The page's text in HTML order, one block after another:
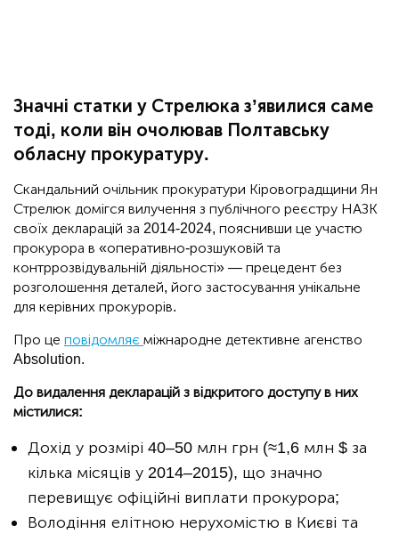
Значні статки у Стрелюка з’явилися саме
тоді, коли він очолював Полтавську
обласну прокуратуру.
Скандальний очільник прокуратури Кіровоградщини Ян
Стрелюк домігся вилучення з публічного реєстру НАЗК
своїх декларацій за 2014-2024, пояснивши це участю
прокурора в «оперативно-розшуковій та
контррозвідувальній діяльності» — прецедент без
розголошення деталей, його застосування унікальне
для керівних прокурорів.
Про це повідомляє міжнародне детективне агенство
Absolution.
До видалення декларацій з відкритого доступу в них
містилися:
Дохід у розмірі 40–50 млн грн (≈1,6 млн $ за
кілька місяців у 2014–2015), що значно
перевищує офіційні виплати прокурора;
Володіння елітною нерухомістю в Києві та